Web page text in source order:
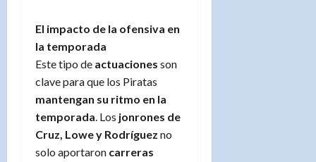
El impacto de la ofensiva en
la temporada
Este tipo de actuaciones son
clave para que los Piratas
mantengan su ritmo en la
temporada . Los jonrones de
Cruz, Lowe y Rodríguez no
solo aportaron carreras